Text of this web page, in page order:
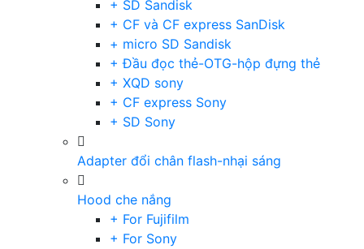
+ SD Sandisk
+ CF và CF express SanDisk
+ micro SD Sandisk
+ Đầu đọc thẻ-OTG-hộp đựng thẻ
+ XQD sony
+ CF express Sony
+ SD Sony
Adapter đổi chân flash-nhại sáng
Hood che nắng
+ For Fujifilm
+ For Sony